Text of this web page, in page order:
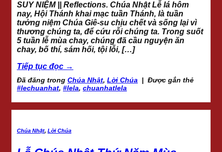
SUY NIỆM || Reflections. Chúa Nhật Lễ lá hôm
nay, Hội Thánh khai mạc tuần Thánh, là tuần
tưởng niệm Chúa Giê-su chịu chết và sống lại vì
thương chúng ta, để cứu rỗi chúng ta. Trong suốt
5 tuần lễ mùa chay, chúng đã cầu nguyện ăn
chay, bố thí, sám hối, tội lỗi, […]
Tiếp tục đọc →
Đã đăng trong Chúa Nhật, Lời Chúa | Được gắn thẻ
#lechuanhat, #lela, chuanhatlela
Chúa Nhật, Lời Chúa